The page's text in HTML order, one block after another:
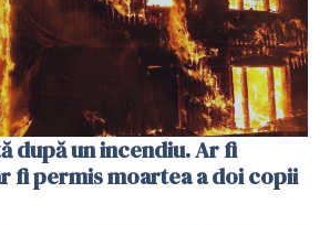
după un incendiu. Ar fi
fi permis moartea a doi copii